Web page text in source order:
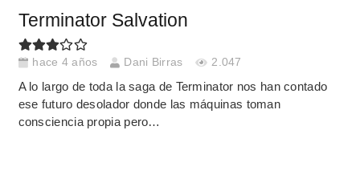
Terminator Salvation
hace 4 años Dani Birras 2.047
A lo largo de toda la saga de Terminator nos han contado
ese futuro desolador donde las máquinas toman
consciencia propia pero…